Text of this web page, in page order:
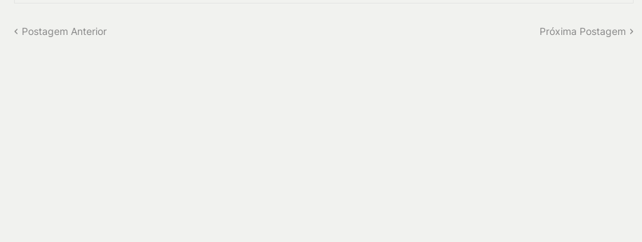
Postagem Anterior Próxima Postagem